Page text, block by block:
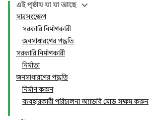
এই পৃষ্ঠায় যা যা আছে
সারসংক্ষেপ
সরকারি নির্মাণকারী
জনসাধারণের পদ্ধতি
সরকারি নির্মাণকারী
নির্মাতা
জনসাধারণের পদ্ধতি
নির্মাণ করুন
ব্যবহারকারী পরিচালনা অ্যাডবি মোড সক্ষম করুন